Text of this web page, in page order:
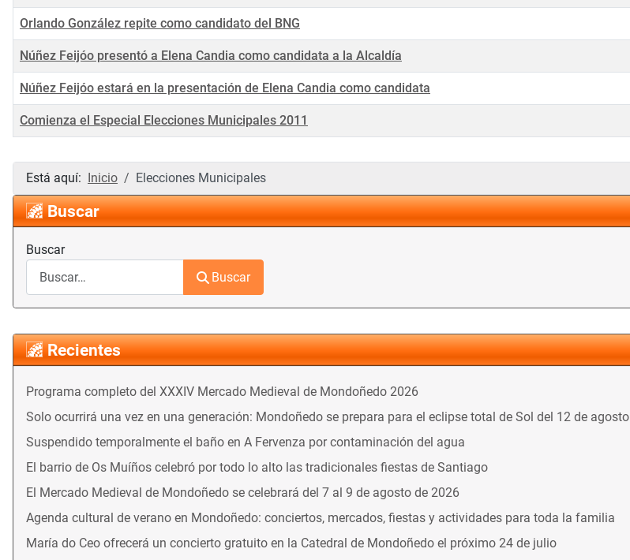
Orlando González repite como candidato del BNG
Núñez Feijóo presentó a Elena Candia como candidata a la Alcaldía
Núñez Feijóo estará en la presentación de Elena Candia como candidata
Comienza el Especial Elecciones Municipales 2011
Está aquí: Inicio Elecciones Municipales
Buscar
Buscar
Buscar
Recientes
Programa completo del XXXIV Mercado Medieval de Mondoñedo 2026
Solo ocurrirá una vez en una generación: Mondoñedo se prepara para el eclipse total de Sol del 12 de agosto
Suspendido temporalmente el baño en A Fervenza por contaminación del agua
El barrio de Os Muíños celebró por todo lo alto las tradicionales fiestas de Santiago
El Mercado Medieval de Mondoñedo se celebrará del 7 al 9 de agosto de 2026
Agenda cultural de verano en Mondoñedo: conciertos, mercados, fiestas y actividades para toda la familia
María do Ceo ofrecerá un concierto gratuito en la Catedral de Mondoñedo el próximo 24 de julio